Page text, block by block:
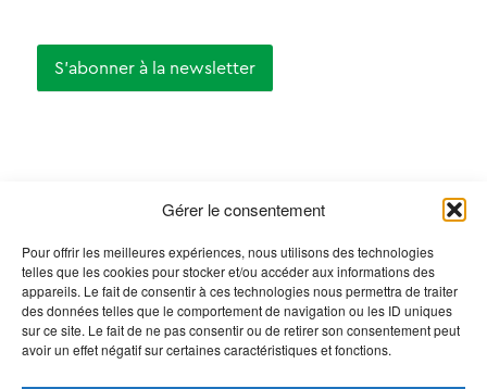
Gérer le consentement
Pour offrir les meilleures expériences, nous utilisons des technologies
telles que les cookies pour stocker et/ou accéder aux informations des
appareils. Le fait de consentir à ces technologies nous permettra de traiter
des données telles que le comportement de navigation ou les ID uniques
sur ce site. Le fait de ne pas consentir ou de retirer son consentement peut
avoir un effet négatif sur certaines caractéristiques et fonctions.
S'abonner à la newsletter